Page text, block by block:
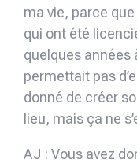
ma vie, parce
qui ont été
quelques années
permettait pas
donné de créer
lieu, mais ça ne
AJ : Vous avez